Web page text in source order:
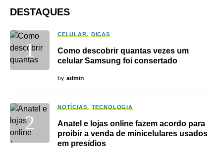
DESTAQUES
CELULAR DICAS
Como descobrir quantas vezes um
celular Samsung foi consertado
by admin
NOTÍCIAS TECNOLOGIA
Anatel e lojas online fazem acordo para
proibir a venda de minicelulares usados
em presídios